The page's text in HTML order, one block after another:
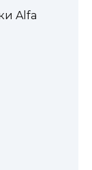
Alfa